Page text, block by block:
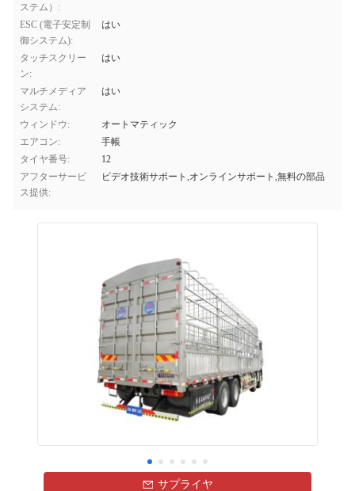
ステム）:
ESC (電子安定制
御システム):
はい
タッチスクリー
ン:
はい
マルチメディア
システム:
はい
ウィンドウ:
オートマティック
エアコン:
手帳
タイヤ番号:
12
アフターサービ
ス提供:
ビデオ技術サポート,オンラインサポート,無料の部品
サプライヤ